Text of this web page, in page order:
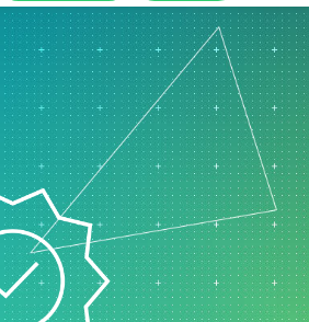
按职能/角色
工程
商业分析师
信息技术
供应链
客户服务和联系中心
人力资源
营销数据分析
研发
习